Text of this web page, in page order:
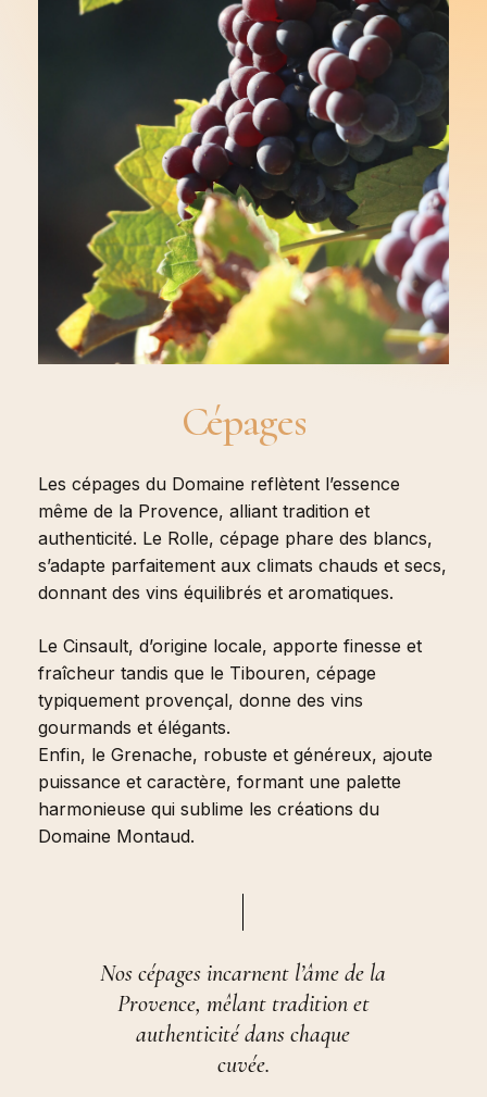
Cépages
Les cépages du Domaine reflètent l’essence
même de la Provence, alliant tradition et
authenticité. Le Rolle, cépage phare des blancs,
s’adapte parfaitement aux climats chauds et secs,
donnant des vins équilibrés et aromatiques.
Le Cinsault, d’origine locale, apporte finesse et
fraîcheur tandis que le Tibouren, cépage
typiquement provençal, donne des vins
gourmands et élégants.
Enfin, le Grenache, robuste et généreux, ajoute
puissance et caractère, formant une palette
harmonieuse qui sublime les créations du
Domaine Montaud.
Nos cépages incarnent l’âme de la
Provence, mêlant tradition et
authenticité dans chaque
cuvée.